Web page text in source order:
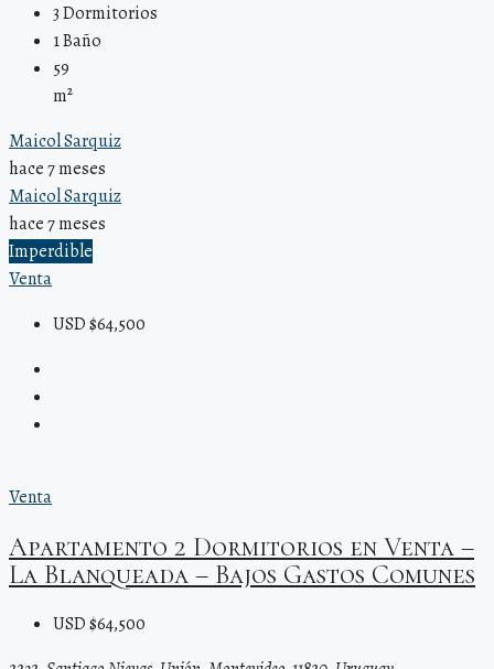
3Dormitorios
1Baño
59
m²
Maicol Sarquiz
hace 7 meses
Maicol Sarquiz
hace 7 meses
Imperdible
Venta
USD $64,500
Venta
Apartamento 2 Dormitorios en Venta –
La Blanqueada – Bajos Gastos Comunes
USD $64,500